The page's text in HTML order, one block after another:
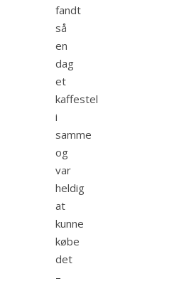
fandt
så
en
dag
et
kaffestel
i
samme
og
var
heldig
at
kunne
købe
det
–